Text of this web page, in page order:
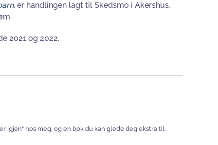
, er handlingen lagt til Skedsmo i Akershus,
2021 og 2022.
hos meg, og en bok du kan glede deg ekstra til.